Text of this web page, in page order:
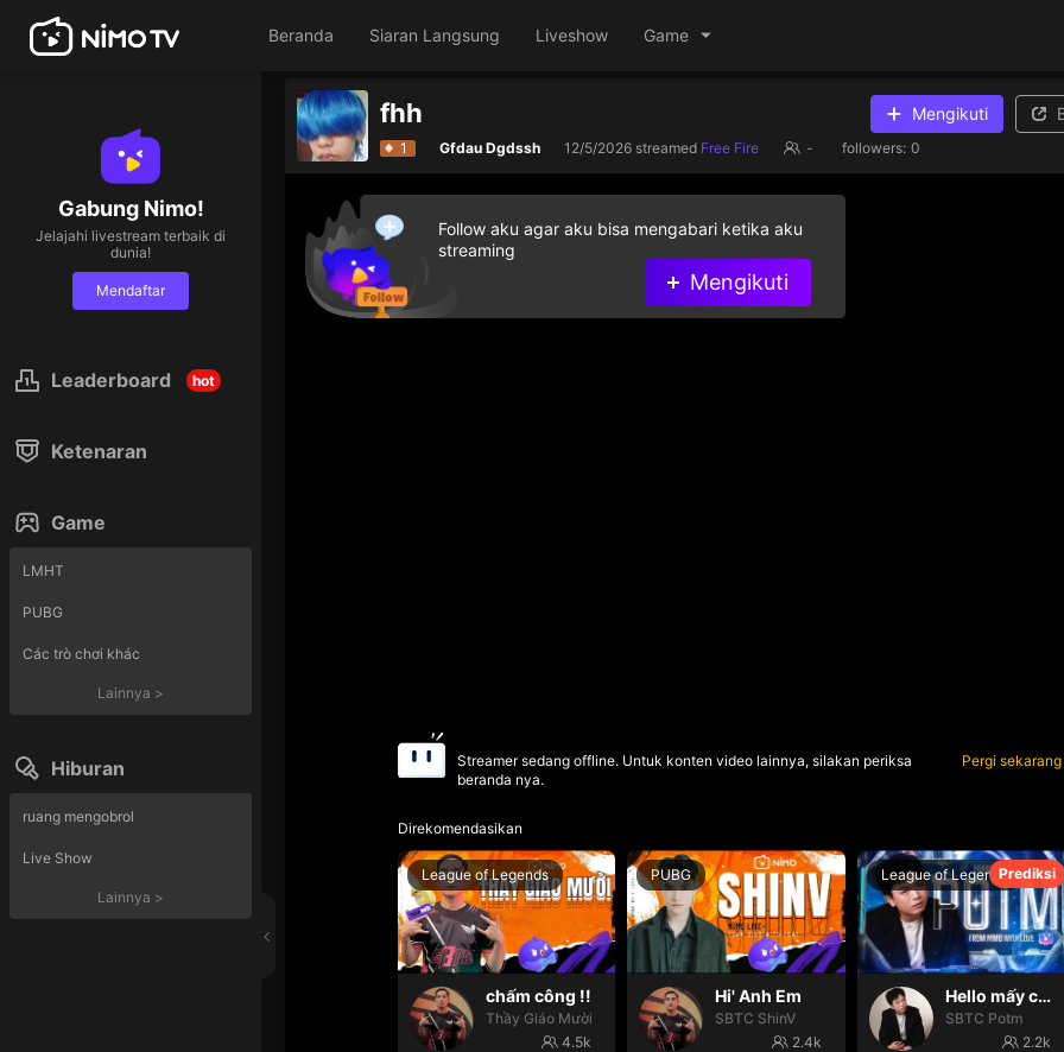
Beranda Siaran Langsung Liveshow Game
Gabung Nimo!
Jelajahi livestream terbaik di
dunia!
Mendaftar
Leaderboard hot
Ketenaran
Game
LMHT
PUBG
Các trò chơi khác
Lainnya >
Hiburan
ruang mengobrol
Live Show
Lainnya >
fhh Mengikuti
1 Gfdau Dgdssh 12/5/2026 streamed Free Fire - followers: 0
Streamer sedang offline. Untuk konten video lainnya, silakan periksa
beranda nya.
Pergi sekarang
Direkomendasikan
League of Legends
chấm công !!
Thầy Giáo Mười
4.5k
PUBG
Hi' Anh Em
SBTC ShinV
2.4k
Prediksi
League of Legends
Hello mấy cục Zàng nhaaa
SBTC Potm
2.2k
Follow aku agar aku bisa mengabari ketika aku
streaming
Mengikuti